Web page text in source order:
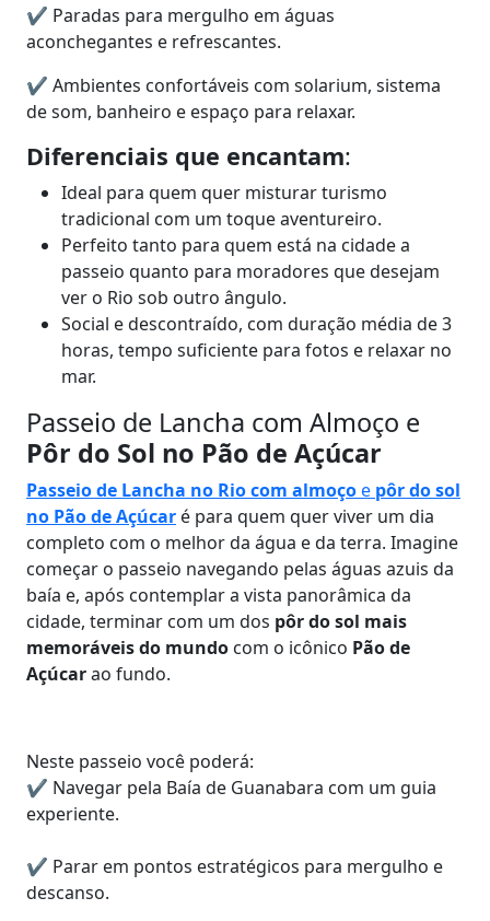
✔ Paradas para mergulho em águas
aconchegantes e refrescantes.
✔ Ambientes confortáveis com solarium, sistema
de som, banheiro e espaço para relaxar.
Diferenciais que encantam:
Ideal para quem quer misturar turismo
tradicional com um toque aventureiro.
Perfeito tanto para quem está na cidade a
passeio quanto para moradores que desejam
ver o Rio sob outro ângulo.
Social e descontraído, com duração média de 3
horas, tempo suficiente para fotos e relaxar no
mar.
Passeio de Lancha com Almoço e
Pôr do Sol no Pão de Açúcar
Passeio de Lancha no Rio com almoçoe pôr do sol
no Pão de Açúcar é para quem quer viver um dia
completo com o melhor da água e da terra. Imagine
começar o passeio navegando pelas águas azuis da
baía e, após contemplar a vista panorâmica da
cidade, terminar com um dos pôr do sol mais
memoráveis do mundo com o icônico Pão de
Açúcarao fundo.
Neste passeio você poderá:
✔ Navegar pela Baía de Guanabara com um guia
experiente.
✔ Parar em pontos estratégicos para mergulho e
descanso.